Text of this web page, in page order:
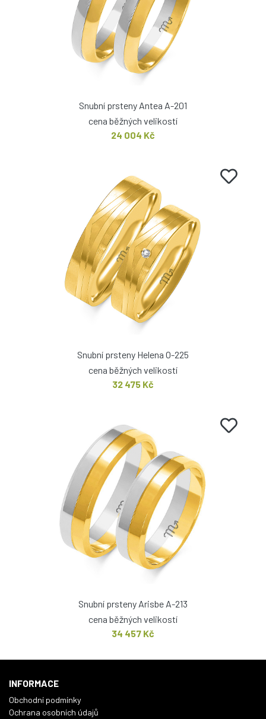
Snubní prsteny Antea A-201
cena běžných velikostí
24 004 Kč
Snubní prsteny Helena O-225
cena běžných velikostí
32 475 Kč
Snubní prsteny Arisbe A-213
cena běžných velikostí
34 457 Kč
INFORMACE
Obchodní podmínky
Ochrana osobních údajů